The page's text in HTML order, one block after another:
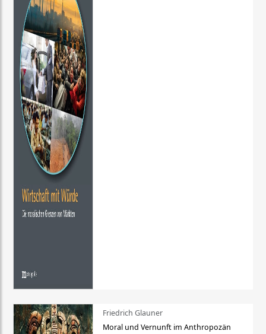
Friedrich Glauner
Moral und Vernunft im Anthropozän